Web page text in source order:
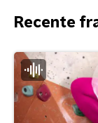
Recente